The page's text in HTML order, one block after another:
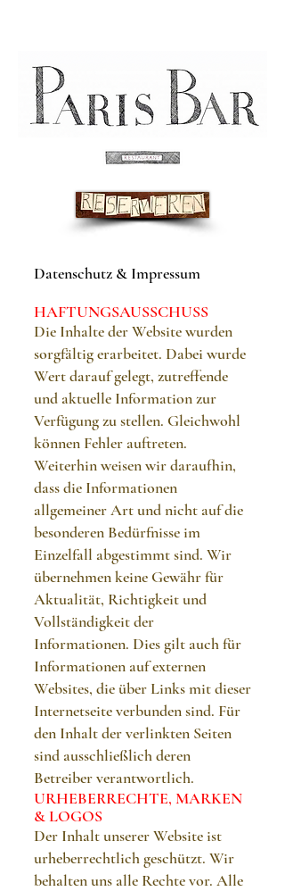
Datenschutz & Impressum
HAFTUNGSAUSSCHUSS
Die Inhalte der Website wurden
sorgfältig erarbeitet. Dabei wurde
Wert darauf gelegt, zutreffende
und aktuelle Information zur
Verfügung zu stellen. Gleichwohl
können Fehler auftreten.
Weiterhin weisen wir daraufhin,
dass die Informationen
allgemeiner Art und nicht auf die
besonderen Bedürfnisse im
Einzelfall abgestimmt sind. Wir
übernehmen keine Gewähr für
Aktualität, Richtigkeit und
Vollständigkeit der
Informationen. Dies gilt auch für
Informationen auf externen
Websites, die über Links mit dieser
Internetseite verbunden sind. Für
den Inhalt der verlinkten Seiten
sind ausschließlich deren
Betreiber verantwortlich.
URHEBERRECHTE, MARKEN
& LOGOS
Der Inhalt unserer Website ist
urheberrechtlich geschützt. Wir
behalten uns alle Rechte vor. Alle